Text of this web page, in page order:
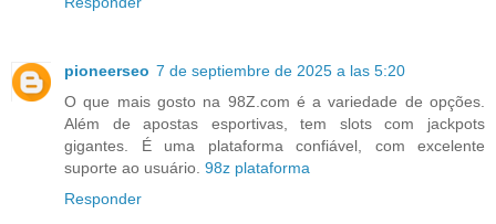
pioneerseo 7 de septiembre de 2025 a las 5:20
O que mais gosto na 98Z.com é a variedade de opções.
Além de apostas esportivas, tem slots com jackpots
gigantes. É uma plataforma confiável, com excelente
suporte ao usuário. 98z plataforma
Responder